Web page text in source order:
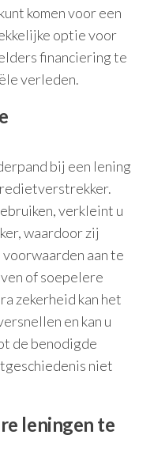
komen voor een
optie voor
financiering te
verleden.
bij een lening
verkleint u
waardoor zij
aan te
of soepelere
zekerheid kan het
en kan u
de benodigde
niet
leningen te